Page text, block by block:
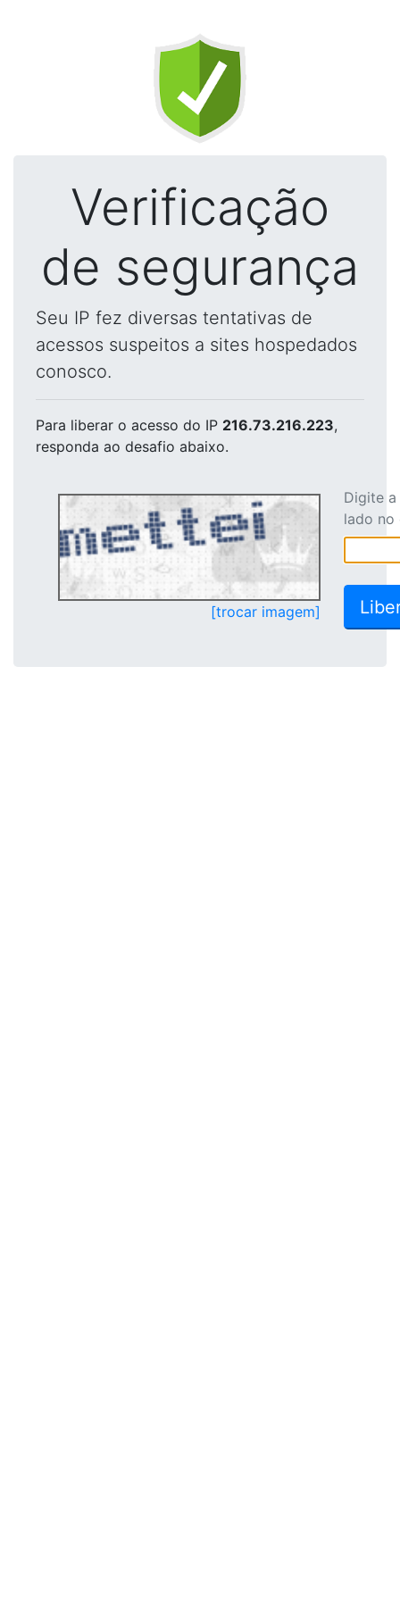
Verificação
de segurança
Seu IP fez diversas tentativas de
acessos suspeitos a sites hospedados
conosco.
Para liberar o acesso do IP 216.73.216.223,
responda ao desafio abaixo.
[trocar imagem]
Digite
lado no